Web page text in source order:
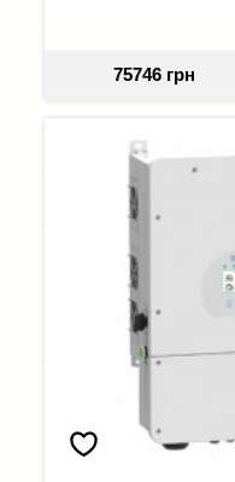
75746 грн